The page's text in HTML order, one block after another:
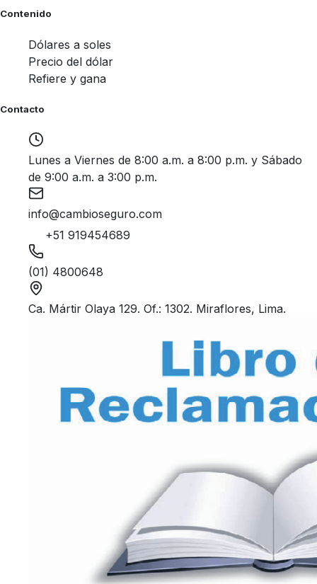
Contenido
Dólares a soles
Precio del dólar
Refiere y gana
Contacto
Lunes a Viernes de 8:00 a.m. a 8:00 p.m. y Sábado
de 9:00 a.m. a 3:00 p.m.
info@cambioseguro.com
+51 919454689
(01) 4800648
Ca. Mártir Olaya 129. Of.: 1302. Miraflores, Lima.